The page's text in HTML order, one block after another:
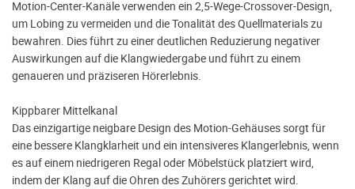
Motion-Center-Kanäle verwenden ein 2,5-Wege-Crossover-Design,
um Lobing zu vermeiden und die Tonalität des Quellmaterials zu
bewahren. Dies führt zu einer deutlichen Reduzierung negativer
Auswirkungen auf die Klangwiedergabe und führt zu einem
genaueren und präziseren Hörerlebnis.
Kippbarer Mittelkanal
Das einzigartige neigbare Design des Motion-Gehäuses sorgt für
eine bessere Klangklarheit und ein intensiveres Klangerlebnis, wenn
es auf einem niedrigeren Regal oder Möbelstück platziert wird,
indem der Klang auf die Ohren des Zuhörers gerichtet wird.